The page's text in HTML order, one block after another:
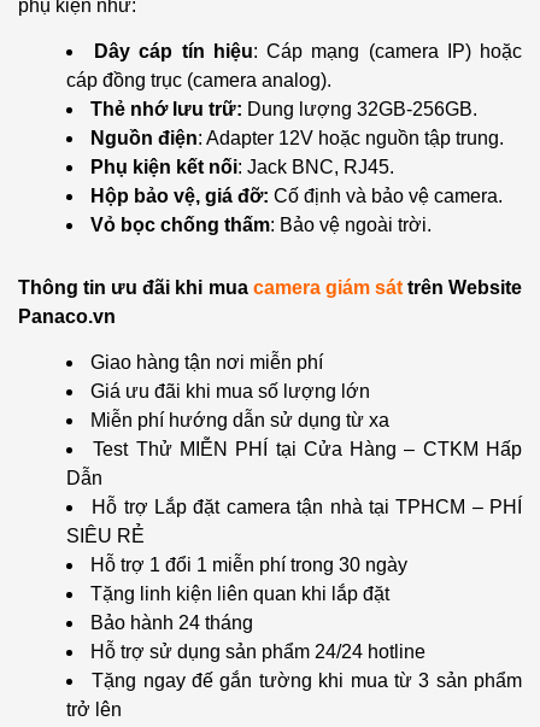
phụ kiện như:
Dây cáp tín hiệu: Cáp mạng (camera IP) hoặc
cáp đồng trục (camera analog).
Thẻ nhớ lưu trữ: Dung lượng 32GB-256GB.
Nguồn điện: Adapter 12V hoặc nguồn tập trung.
Phụ kiện kết nối: Jack BNC, RJ45.
Hộp bảo vệ, giá đỡ: Cố định và bảo vệ camera.
Vỏ bọc chống thấm: Bảo vệ ngoài trời.
Thông tin ưu đãi khi mua camera giám sáttrên Website
Panaco.vn
Giao hàng tận nơi miễn phí
Giá ưu đãi khi mua số lượng lớn
Miễn phí hướng dẫn sử dụng từ xa
Test Thử MIỄN PHÍ tại Cửa Hàng – CTKM Hấp
Dẫn
Hỗ trợ Lắp đặt camera tận nhà tại TPHCM – PHÍ
SIÊU RẺ
Hỗ trợ 1 đổi 1 miễn phí trong 30 ngày
Tặng linh kiện liên quan khi lắp đặt
Bảo hành 24 tháng
Hỗ trợ sử dụng sản phẩm 24/24 hotline
Tặng ngay đế gắn tường khi mua từ 3 sản phẩm
trở lên